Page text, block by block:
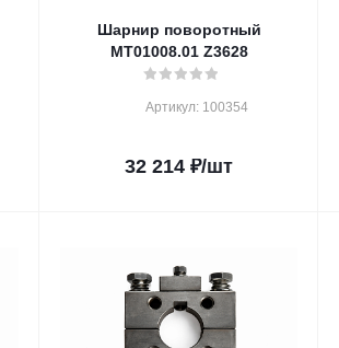
Шарнир поворотный
MT01008.01 Z3628
Артикул: 100354
32 214 ₽/шт